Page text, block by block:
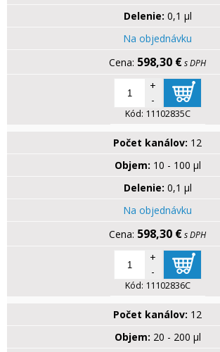
Delenie: 0,1 µl
Na objednávku
598,30 €s DPH
+
-
Kód: 11102835C
Počet kanálov: 12
Objem: 10 - 100 µl
Delenie: 0,1 µl
Na objednávku
598,30 €s DPH
+
-
Kód: 11102836C
Počet kanálov: 12
Objem: 20 - 200 µl